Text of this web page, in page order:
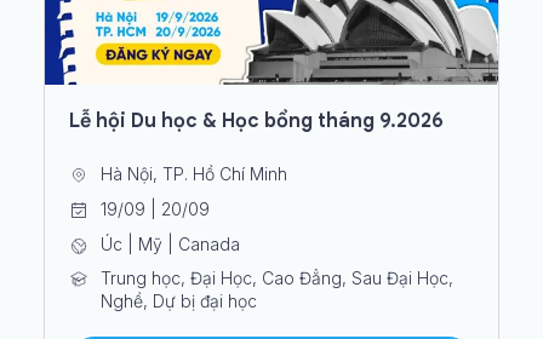
Lễ hội Du học & Học bổng tháng 9.2026
Hà Nội, TP. Hồ Chí Minh
19/09 | 20/09
Úc | Mỹ | Canada
Trung học, Đại Học, Cao Đẳng, Sau Đại Học,
Nghề, Dự bị đại học